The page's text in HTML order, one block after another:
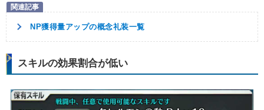
NP獲得量アップの概念礼装一覧
スキルの効果割合が低い